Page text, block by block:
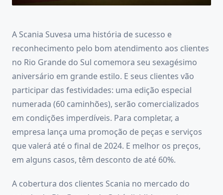
A Scania Suvesa uma história de sucesso e
reconhecimento pelo bom atendimento aos clientes
no Rio Grande do Sul comemora seu sexagésimo
aniversário em grande estilo. E seus clientes vão
participar das festividades: uma edição especial
numerada (60 caminhões), serão comercializados
em condições imperdíveis. Para completar, a
empresa lança uma promoção de peças e serviços
que valerá até o final de 2024. E melhor os preços,
em alguns casos, têm desconto de até 60%.
A cobertura dos clientes Scania no mercado do